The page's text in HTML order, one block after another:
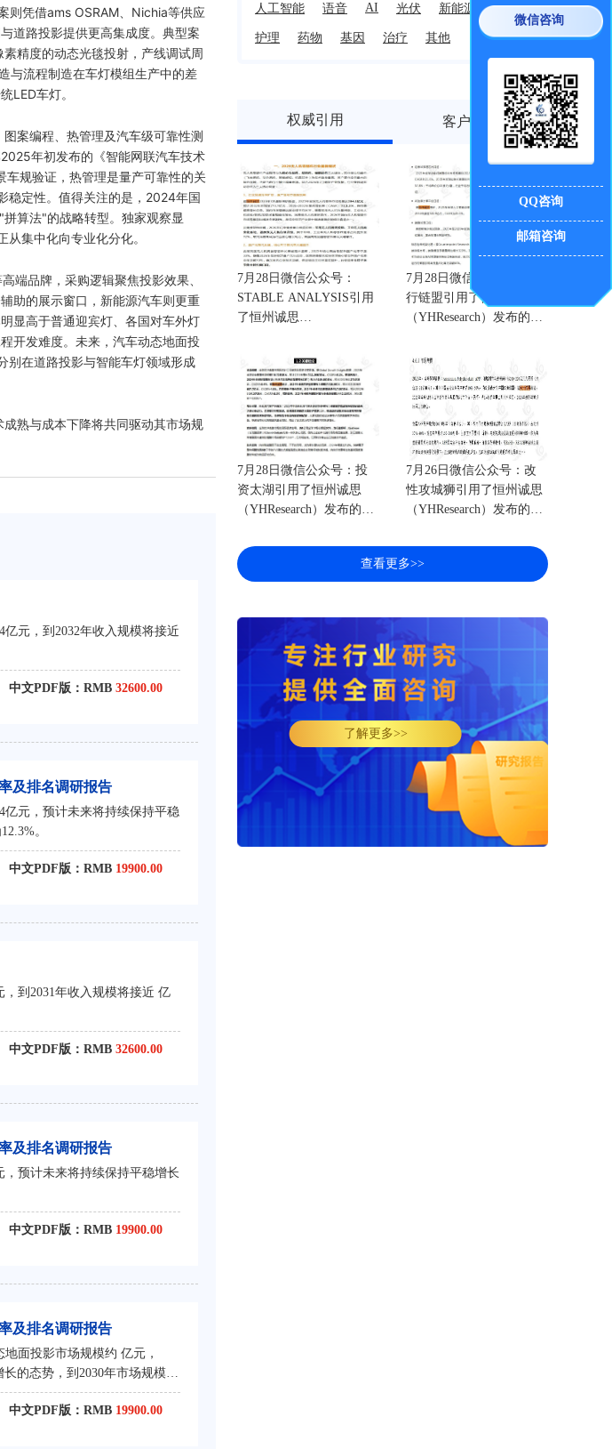
微信咨询
QQ咨询
邮箱咨询
则凭借ams OSRAM、Nichia等供应
道路投影提供更高集成度。典型案
精度的动态光毯投射，产线调试周
与流程制造在车灯模组生产中的差
LED车灯。
案编程、热管理及汽车级可靠性测
年初发布的《智能网联汽车技术
规验证，热管理是量产可靠性的关
稳定性。值得关注的是，2024年国
算法"的战略转型。独家观察显
集中化向专业化分化。
端品牌，采购逻辑聚焦投影效果、
助的展示窗口，新能源汽车则更重
显高于普通迎宾灯、各国对车外灯
开发难度。未来，汽车动态地面投
别在道路投影与智能车灯领域形成
熟与成本下降将共同驱动其市场规
元，到2032年收入规模将接近
中文PDF版：RMB 32600.00
及排名调研报告
亿元，预计未来将持续保持平稳
。
中文PDF版：RMB 19900.00
到2031年收入规模将接近 亿
中文PDF版：RMB 32600.00
及排名调研报告
预计未来将持续保持平稳增长
中文PDF版：RMB 19900.00
及排名调研报告
面投影市场规模约 亿元，
的态势，到2030年市场规模将
中文PDF版：RMB 19900.00
人工智能 语音 AI 光伏 新能源 医疗
护理 药物 基因 治疗 其他
权威引用 客户好评
7月28日微信公众号：
STABLE ANALYSIS引用
了恒州诚思
人机零件市场报告
7月28日微信公众号：锋
行链盟引用了恒州诚思
（YHResearch）发布的人
报告
7月28日微信公众号：投
资太湖引用了恒州诚思
（YHResearch）发布的防
7月26日微信公众号：改
性攻城狮引用了恒州诚思
（YHResearch）发布的
查看更多>>
了解更多>>